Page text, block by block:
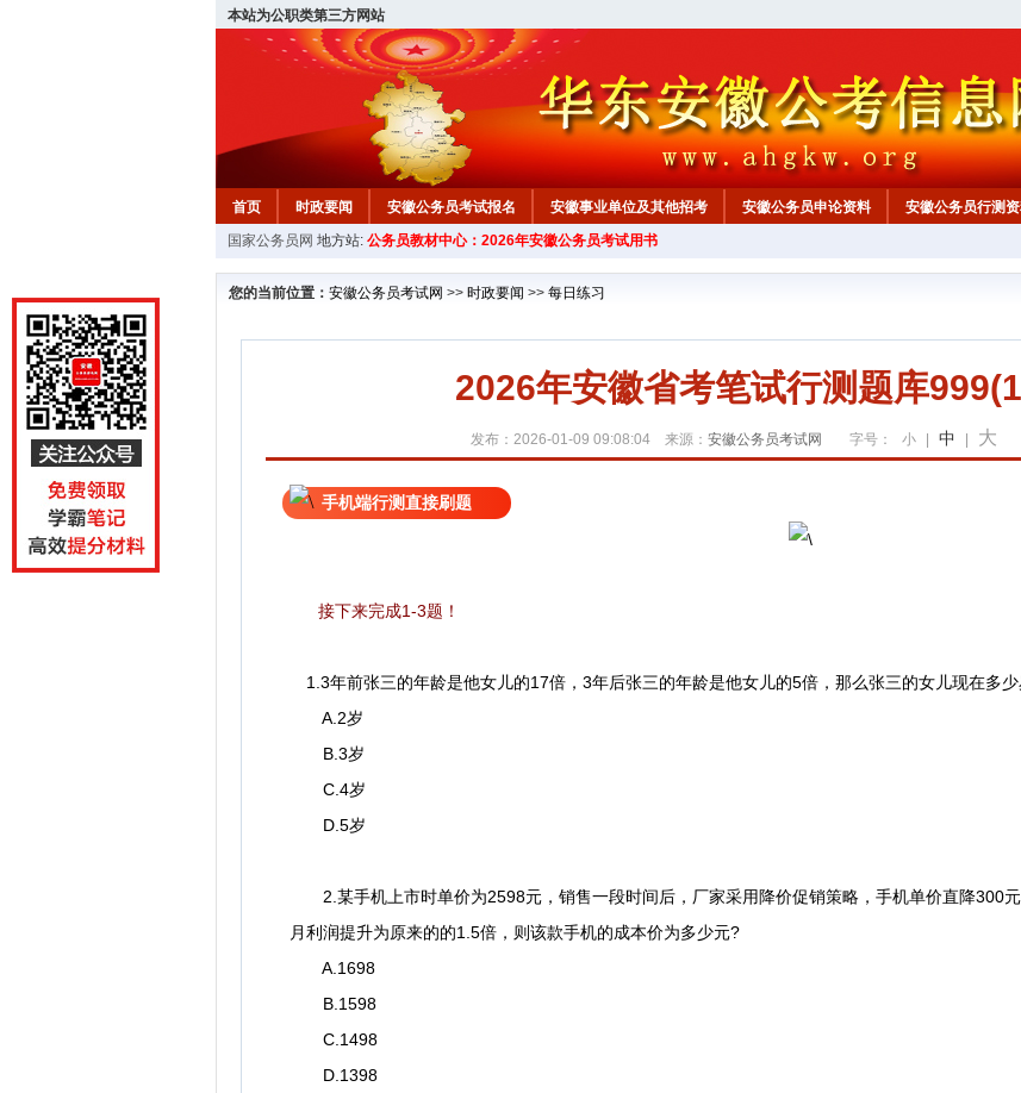
本站为公职类第三方网站
首页 时政要闻 安徽公务员考试报名 安徽事业单位及其他招考 安徽公务员申论资料 安徽公务员行测
安徽公务员行测试题 在线咨询 教材中心
国家公务员网 地方站: 公务员教材中心：2026年安徽公务员考试用书
您的当前位置： 安徽公务员考试网 >> 时政要闻 >> 每日练习
2026年安徽省考笔试行测题库
发布：2026-01-09 09:08:04 来源： 安徽公务员考试网 字号： 小 中 大
手机端行测直接刷题
接下来完成1-3题！
1.3年前张三的年龄是他女儿的17倍，3年后张三的年龄是他女儿的5倍，那么张三的女儿现在多
A.2岁
B.3岁
C.4岁
D.5岁
2.某手机上市时单价为2598元，销售一段时间后，厂家采用降价促销策略，手机单价直降300
月利润提升为原来的的1.5倍，则该款手机的成本价为多少元?
A.1698
B.1598
C.1498
D.1398